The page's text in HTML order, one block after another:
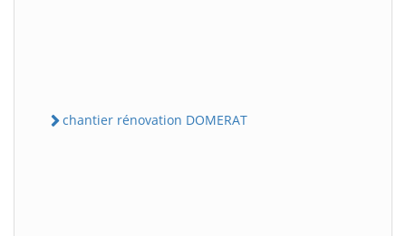
chantier rénovation DOMERAT